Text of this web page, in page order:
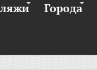
Города